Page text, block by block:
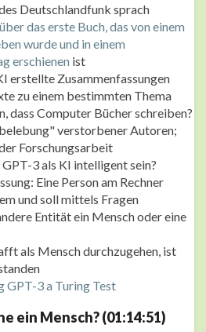
Deutschlandfunk sprach
über das erste Buch, das von einem
wurde und in einem
erschienen ist
erstellte Zusammenfassungen
zu einem bestimmten Thema
dass Computer Bücher schreiben?
verstorbener Autoren;
Forschungsarbeit
3 als KI intelligent sein?
Eine Person am Rechner
und soll mittels Fragen
Entität ein Mensch oder eine
als Mensch durchzugehen, ist
GPT-3 a Turing Test
ein Mensch? (01:14:51)